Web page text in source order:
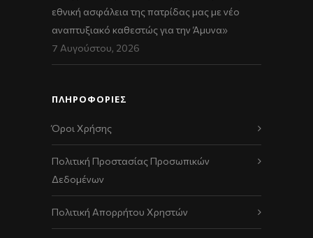
εθνική ασφάλεια της πατρίδας μας με νέο
αναπτυξιακό καθεστώς για την Άμυνα»
7 Αυγούστου, 2026
ΠΛΗΡΟΦΟΡΙΕΣ
Όροι Χρήσης
Πολιτική Προστασίας Προσωπικών
Δεδομένων
Πολιτική Απορρήτου Χρηστών